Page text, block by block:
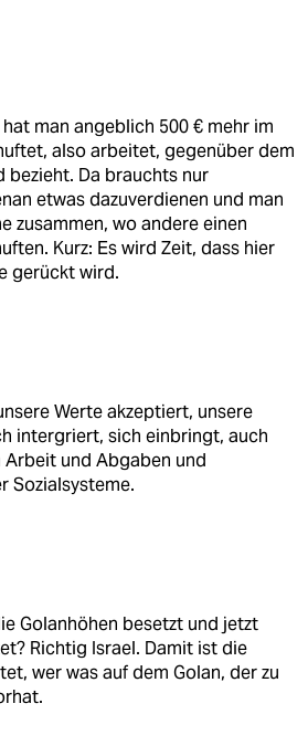
man angeblich 500 € mehr im
also arbeitet, gegenüber dem
bezieht. Da brauchts nur
etwas dazuverdienen und man
zusammen, wo andere einen
Kurz: Es wird Zeit, dass hier
gerückt wird.
Werte akzeptiert, unsere
intergriert, sich einbringt, auch
und Abgaben und
Sozialsysteme.
Golanhöhen besetzt und jetzt
Richtig Israel. Damit ist die
wer was auf dem Golan, der zu